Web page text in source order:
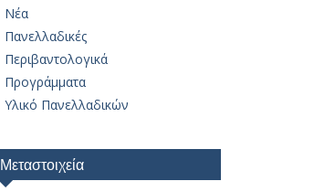
Νέα
Πανελλαδικές
Περιβαντολογικά
Προγράμματα
Υλικό Πανελλαδικών
Μεταστοιχεία